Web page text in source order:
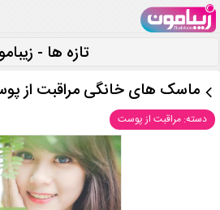
تازه ها -
ماسک های خانگی مراقبت از
دسته: مراقبت از پوست